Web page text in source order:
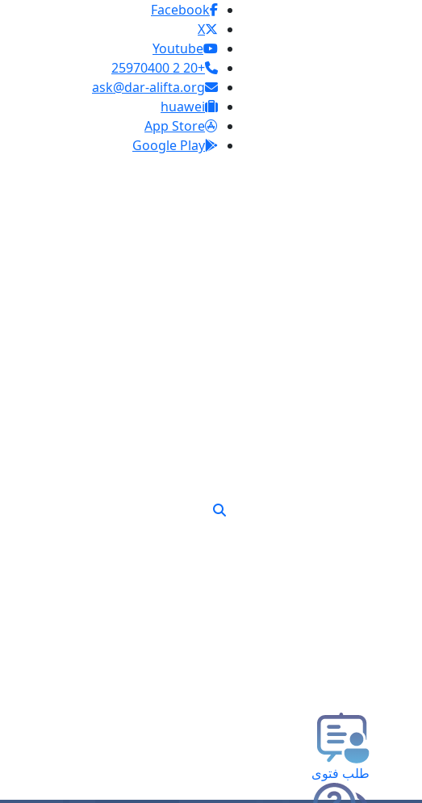
Facebook
X
Youtube
+20 2 25970400
ask@dar-alifta.org
huawei
App Store
Google Play
طلب فتوى